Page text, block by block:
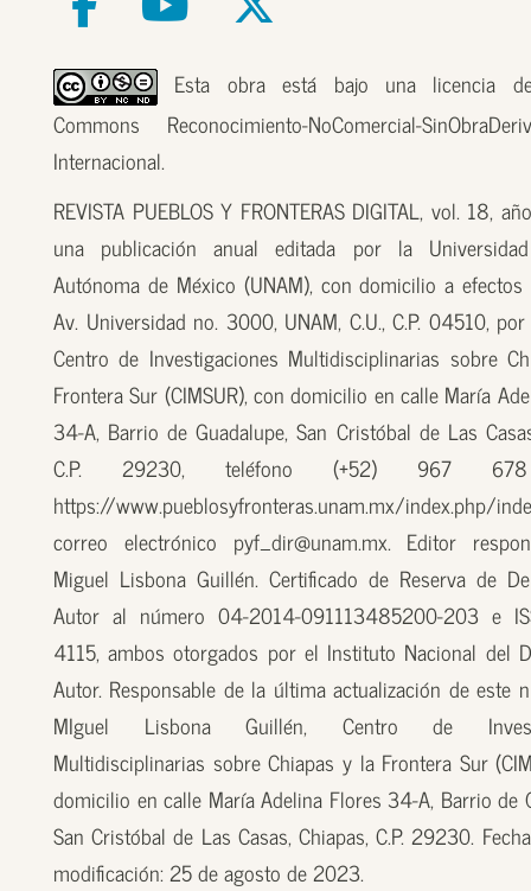
Esta obra está bajo una licencia
Commons Reconocimiento-NoComercial-
Internacional.
REVISTA PUEBLOS Y FRONTERAS DIGITAL, vol. 18,
una publicación anual editada por la
Autónoma de México (UNAM), con domicilio a
Av. Universidad no. 3000, UNAM, C.U., C.P. 04510,
Centro de Investigaciones Multidisciplinarias sobre
Frontera Sur (CIMSUR), con domicilio en calle María
34-A, Barrio de Guadalupe, San Cristóbal de Las
C.P. 29230, teléfono (+52) 967
https://www.pueblosyfronteras.unam.mx/index.php/
correo electrónico pyf_dir@unam.mx. Editor
Miguel Lisbona Guillén. Certificado de Reserva de
Autor al número 04-2014-091113485200-203 e
4115, ambos otorgados por el Instituto Nacional del
Autor. Responsable de la última actualización de este
MIguel Lisbona Guillén, Centro de
Multidisciplinarias sobre Chiapas y la Frontera Sur
domicilio en calle María Adelina Flores 34-A, Barrio de
San Cristóbal de Las Casas, Chiapas, C.P. 29230.
modificación: 25 de agosto de 2023.